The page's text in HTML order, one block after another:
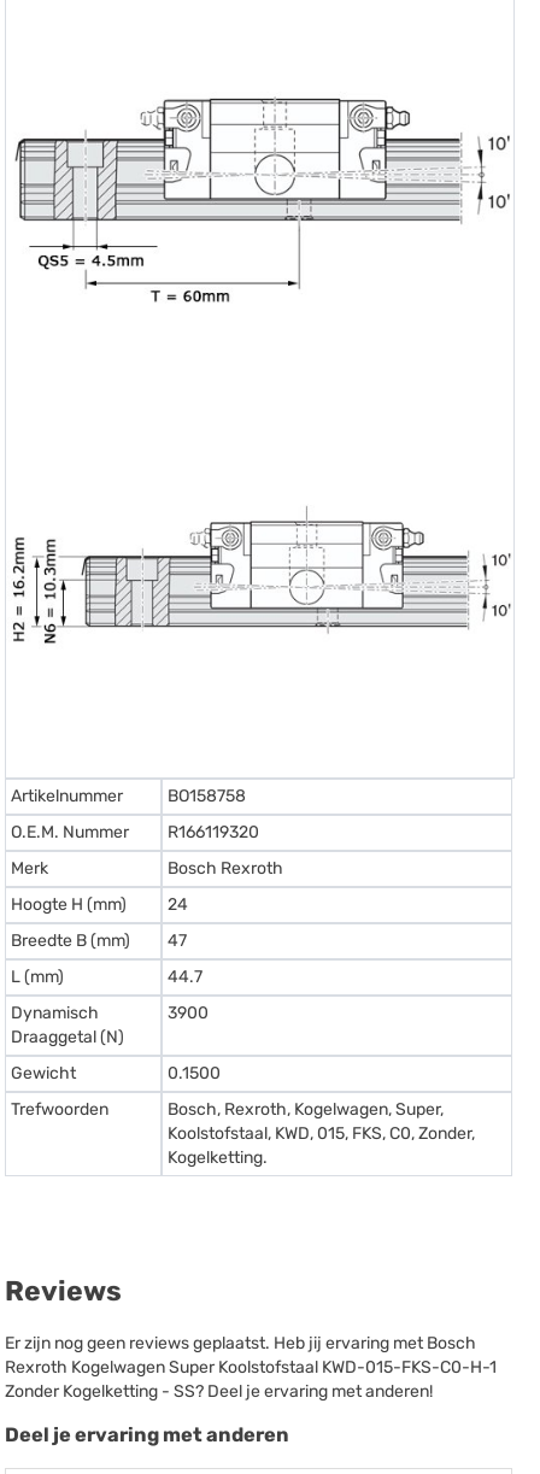
Artikelnummer
BO158758
O.E.M. Nummer
R166119320
Merk
Bosch Rexroth
Hoogte H (mm)
24
Breedte B (mm)
47
L (mm)
44.7
Dynamisch
Draaggetal (N)
3900
Gewicht
0.1500
Trefwoorden
Bosch, Rexroth, Kogelwagen, Super,
Koolstofstaal, KWD, 015, FKS, C0, Zonder,
Kogelketting.
Reviews
Er zijn nog geen reviews geplaatst. Heb jij ervaring met Bosch
Rexroth Kogelwagen Super Koolstofstaal KWD-015-FKS-C0-H-1
Zonder Kogelketting - SS? Deel je ervaring met anderen!
Deel je ervaring met anderen